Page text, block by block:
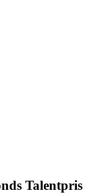
Talentpris